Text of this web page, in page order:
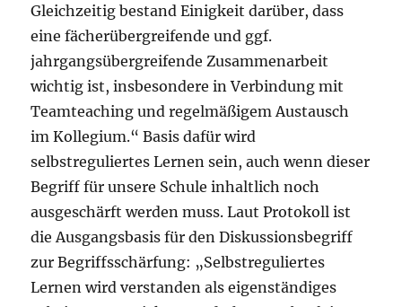
Gleichzeitig bestand Einigkeit darüber, dass
eine fächerübergreifende und ggf.
jahrgangsübergreifende Zusammenarbeit
wichtig ist, insbesondere in Verbindung mit
Teamteaching und regelmäßigem Austausch
im Kollegium.“ Basis dafür wird
selbstreguliertes Lernen sein, auch wenn dieser
Begriff für unsere Schule inhaltlich noch
ausgeschärft werden muss. Laut Protokoll ist
die Ausgangsbasis für den Diskussionsbegriff
zur Begriffsschärfung: „Selbstreguliertes
Lernen wird verstanden als eigenständiges